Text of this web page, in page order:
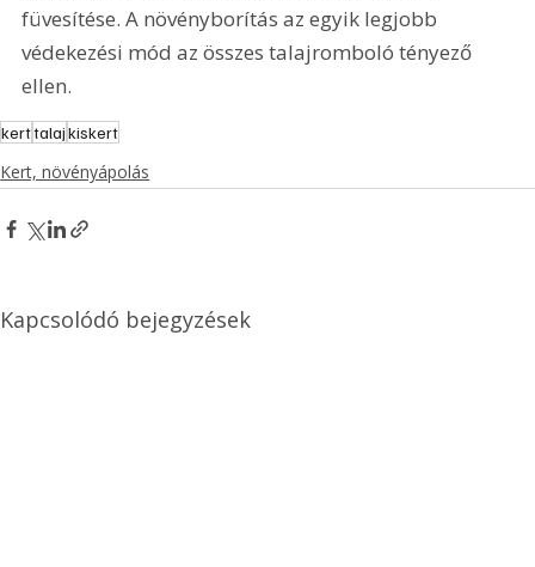
füvesítése. A növényborítás az egyik legjobb
védekezési mód az összes talajromboló tényező
ellen.
kerttalajkiskert
Kert, növényápolás
Kapcsolódó bejegyzések